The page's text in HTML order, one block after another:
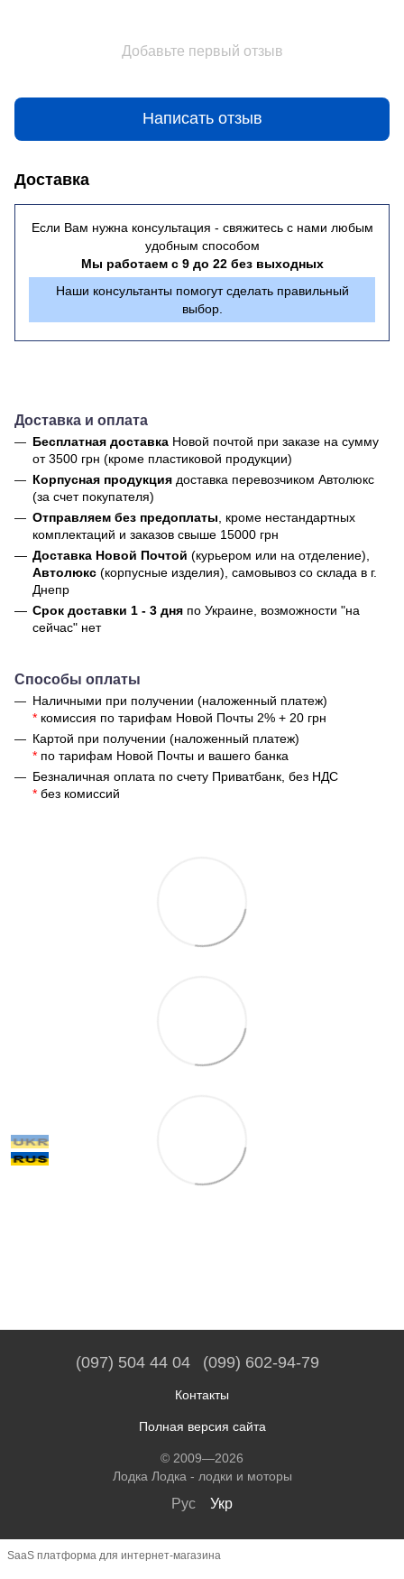
Добавьте первый отзыв
Написать отзыв
Доставка
Если Вам нужна консультация - свяжитесь с нами любым
удобным способом
Мы работаем с 9 до 22 без выходных
Наши консультанты помогут сделать правильный
выбор.
Доставка и оплата
Бесплатная доставка Новой почтой при заказе на сумму
от 3500 грн (кроме пластиковой продукции)
Корпусная продукция доставка перевозчиком Автолюкс
(за счет покупателя)
Отправляем без предоплаты , кроме нестандартных
комплектаций и заказов свыше 15000 грн
Доставка Новой Почтой (курьером или на отделение),
Автолюкс (корпусные изделия), самовывоз со склада в г.
Днепр
Срок доставки 1 - 3 дня по Украине, возможности "на
сейчас" нет
Способы оплаты
Наличными при получении (наложенный платеж)
* комиссия по тарифам Новой Почты 2% + 20 грн
Картой при получении (наложенный платеж)
* по тарифам Новой Почты и вашего банка
Безналичная оплата по счету Приватбанк, без НДС
* без комиссий
(097) 504 44 04 (099) 602-94-79
Контакты
Полная версия сайта
© 2009—2026
Лодка Лодка - лодки и моторы
Рус Укр
SaaS платформа для интернет-магазина